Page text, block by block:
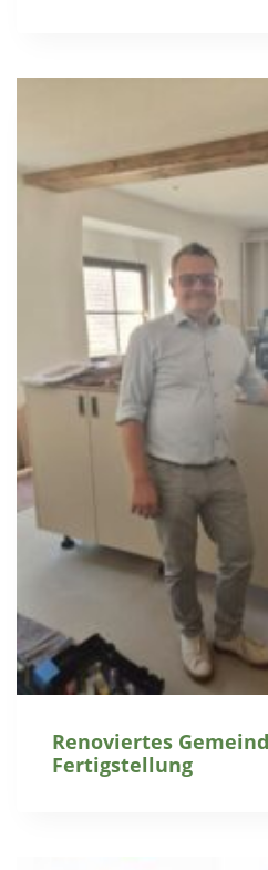
Renoviertes
Fertigstellung